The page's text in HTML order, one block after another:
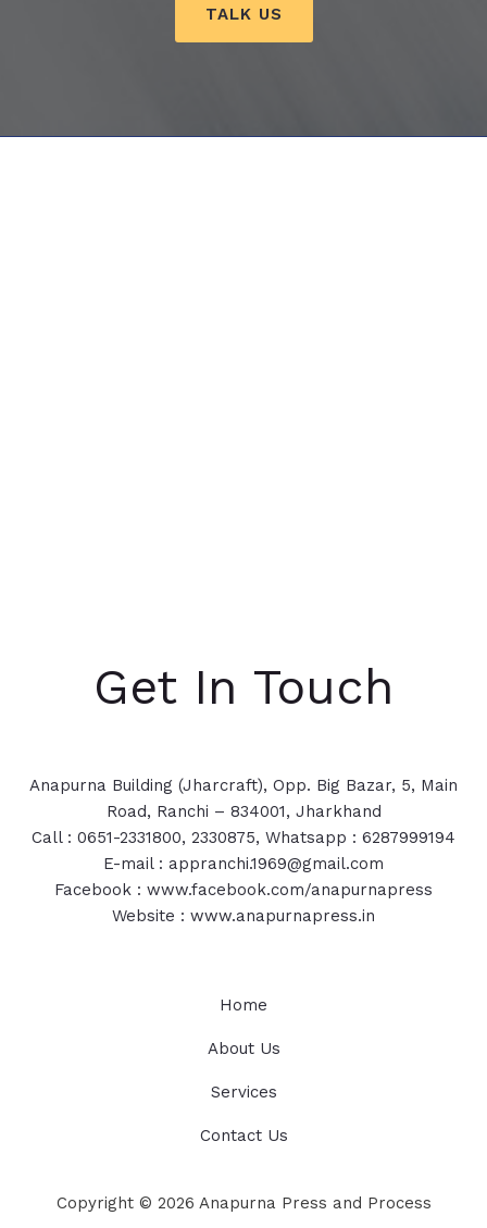
TALK US
Get In Touch
Anapurna Building (Jharcraft), Opp. Big Bazar, 5, Main
Road, Ranchi – 834001, Jharkhand
Call : 0651-2331800, 2330875, Whatsapp : 6287999194
E-mail : appranchi.1969@gmail.com
Facebook : www.facebook.com/anapurnapress
Website : www.anapurnapress.in
Home
About Us
Services
Contact Us
Copyright © 2026 Anapurna Press and Process